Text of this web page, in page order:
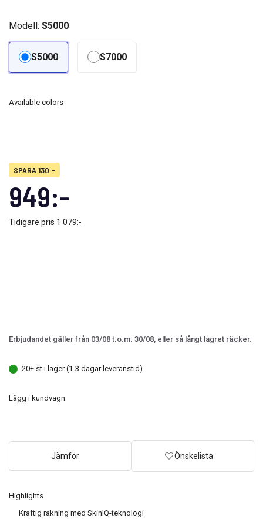
Highlights
Kraftig rakning med SkinIQ-teknologi
SPARA 130:-
949:-
Tidigare pris 1 079:-
Modell: S5000
S5000 S7000
Available colors
Erbjudandet gäller från 03/08 t.o.m. 30/08, eller så långt lagret räcker.
20+ st i lager (1-3 dagar leveranstid)
Lägg i kundvagn
Jämför Önskelista